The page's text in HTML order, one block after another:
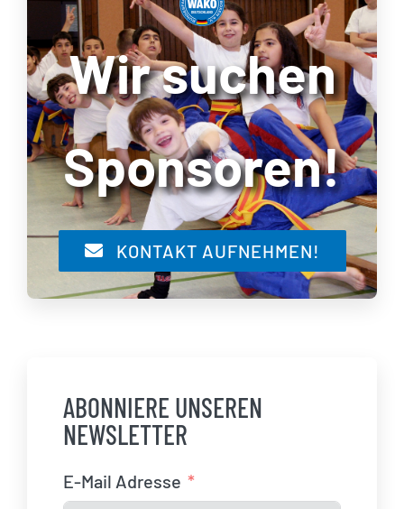
Wir suchen
Sponsoren!
KONTAKT AUFNEHMEN!
ABONNIERE UNSEREN
NEWSLETTER
E-Mail Adresse